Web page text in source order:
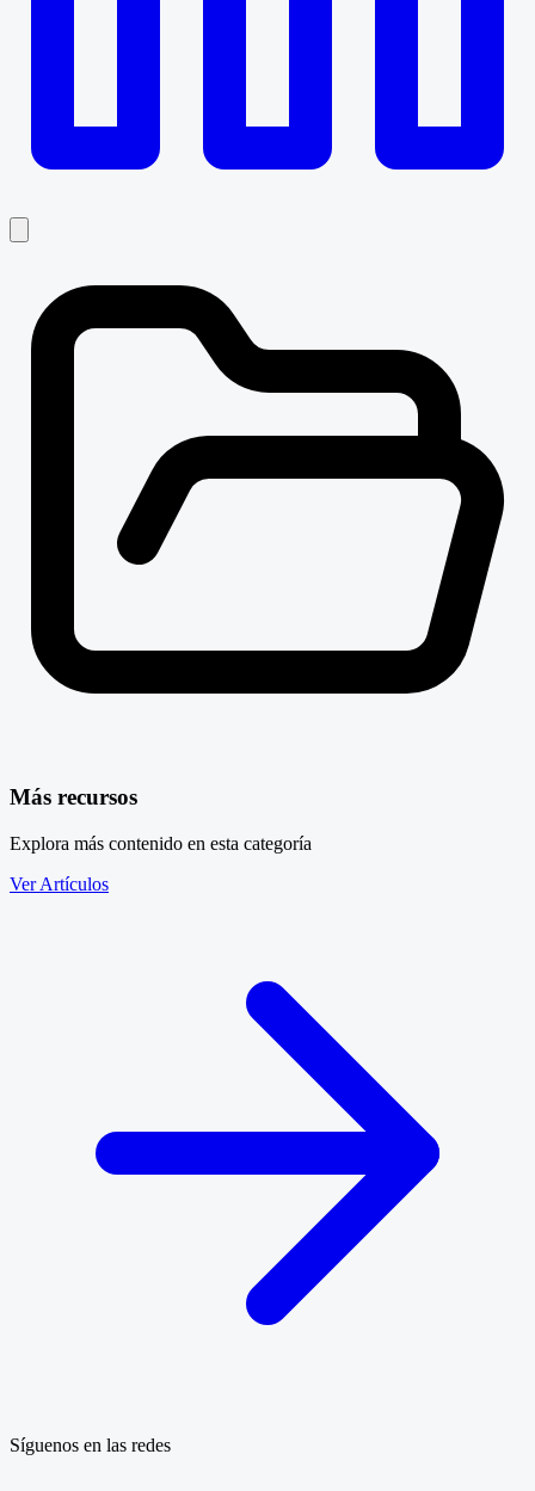
Más recursos
Explora más contenido en esta categoría
Ver Artículos
Síguenos en las redes